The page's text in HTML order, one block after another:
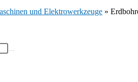
und Elektrowerkzeuge »